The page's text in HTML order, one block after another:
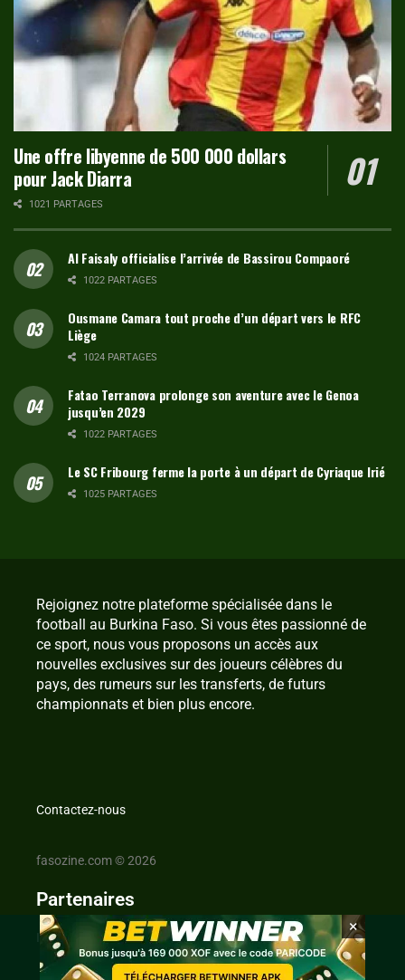
Une offre libyenne de 500 000 dollars
pour Jack Diarra
1021 PARTAGES
Al Faisaly officialise l’arrivée de Bassirou Compaoré
1022 PARTAGES
Ousmane Camara tout proche d’un départ vers le RFC
Liège
1024 PARTAGES
Fatao Terranova prolonge son aventure avec le Genoa
jusqu’en 2029
1022 PARTAGES
Le SC Fribourg ferme la porte à un départ de Cyriaque Irié
1025 PARTAGES
Rejoignez notre plateforme spécialisée dans le
football au Burkina Faso. Si vous êtes passionné de
ce sport, nous vous proposons un accès aux
nouvelles exclusives sur des joueurs célèbres du
pays, des rumeurs sur les transferts, de futurs
championnats et bien plus encore.
Contactez-nous
fasozine.com © 2026
Partenaires
IvoireZine.com
×